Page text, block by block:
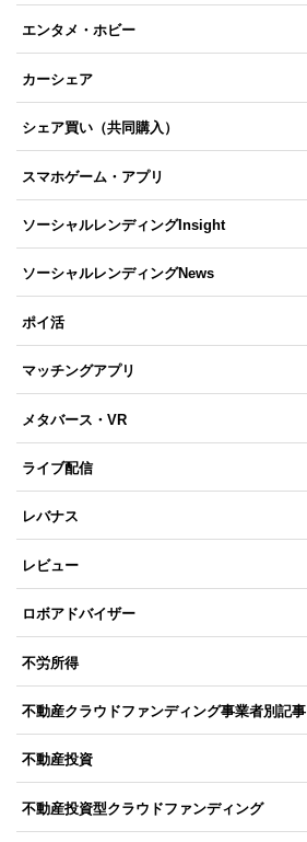
エンタメ・ホビー
カーシェア
シェア買い（共同購入）
スマホゲーム・アプリ
ソーシャルレンディングInsight
ソーシャルレンディングNews
ポイ活
マッチングアプリ
メタバース・VR
ライブ配信
レバナス
レビュー
ロボアドバイザー
不労所得
不動産クラウドファンディング事業者別記事
不動産投資
不動産投資型クラウドファンディング